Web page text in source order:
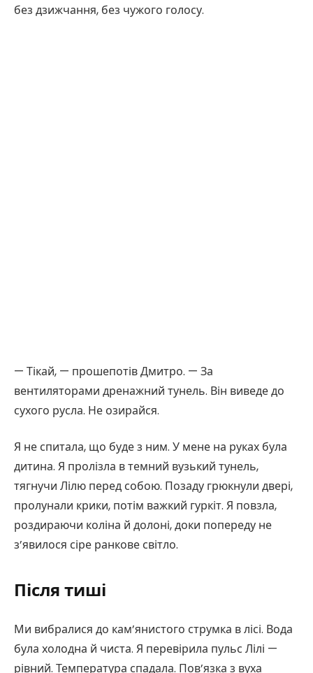
без дзижчання, без чужого голосу.
— Тікай, — прошепотів Дмитро. — За
вентиляторами дренажний тунель. Він виведе до
сухого русла. Не озирайся.
Я не спитала, що буде з ним. У мене на руках була
дитина. Я пролізла в темний вузький тунель,
тягнучи Лілю перед собою. Позаду грюкнули двері,
пролунали крики, потім важкий гуркіт. Я повзла,
роздираючи коліна й долоні, доки попереду не
з’явилося сіре ранкове світло.
Після тиші
Ми вибралися до кам’янистого струмка в лісі. Вода
була холодна й чиста. Я перевірила пульс Лілі —
рівний. Температура спадала. Пов’язка з вуха